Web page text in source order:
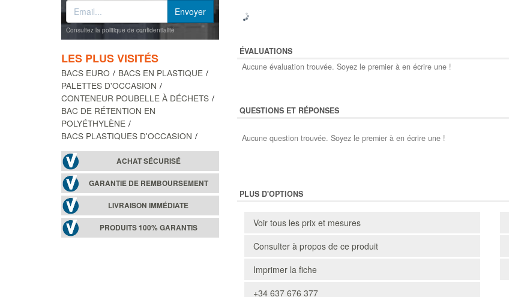
Consultez la politique de confidentialité
LES PLUS VISITÉS
BACS EURO
BACS EN PLASTIQUE
PALETTES D'OCCASION
CONTENEUR POUBELLE À DÉCHETS
BAC DE RÉTENTION EN
POLYÉTHYLÈNE
BACS PLASTIQUES D'OCCASION
ACHAT SÉCURISÉ
GARANTIE DE REMBOURSEMENT
LIVRAISON IMMÉDIATE
PRODUITS 100% GARANTIS
ÉVALUATIONS
Aucune évaluation trouvée. Soyez le premier à en écrire une !
QUESTIONS ET RÉPONSES
Aucune question trouvée. Soyez le premier à en écrire une !
PLUS D'OPTIONS
Voir tous les prix et mesures
Consulter à propos de ce produit
Imprimer la fiche
+34 637 676 377